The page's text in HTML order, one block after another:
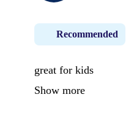
Recommended
great for kids
Show more